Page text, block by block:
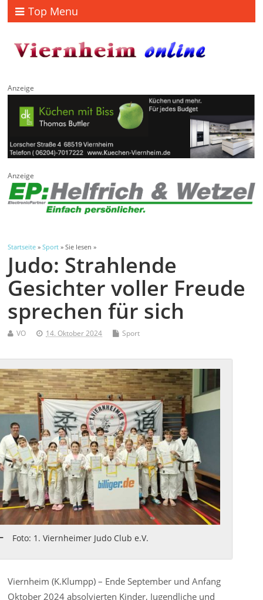
Top Menu
Anzeige
Anzeige
Startseite »Sport » Sie lesen »
Judo: Strahlende
Gesichter voller Freude
sprechen für sich
VO 14. Oktober 2024 Sport
Foto: 1. Viernheimer Judo Club e.V.
Viernheim (K.Klumpp) – Ende September und Anfang
Oktober 2024 absolvierten Kinder, Jugendliche und